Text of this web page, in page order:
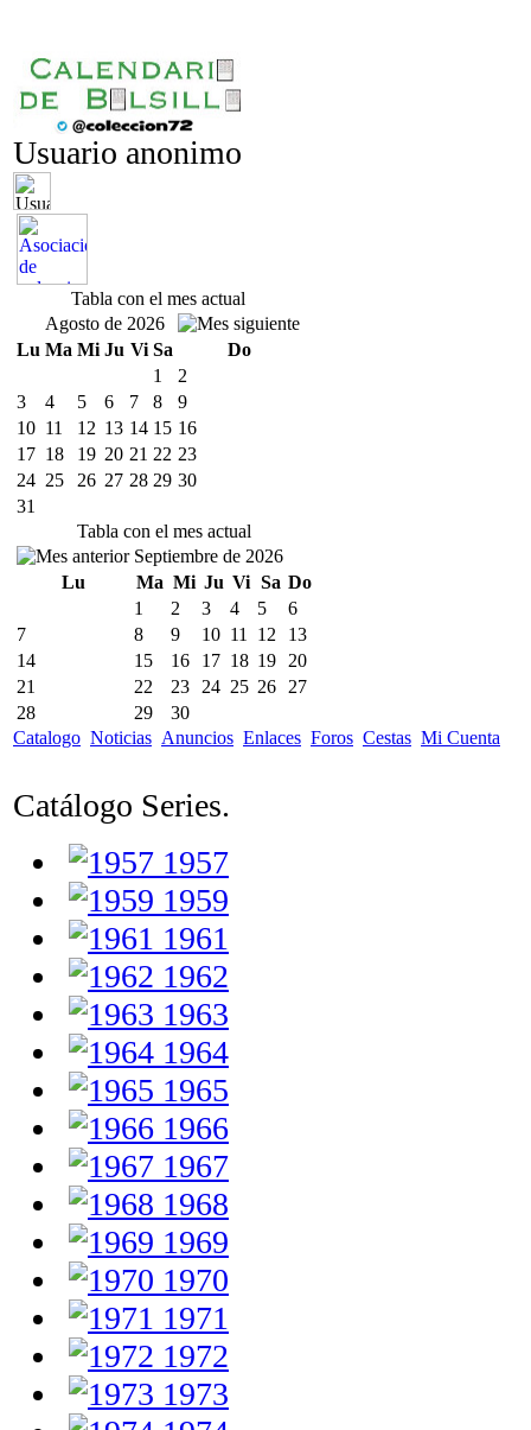
Usuario anonimo
Tabla con el mes actual
Agosto de 2026
Lu Ma Mi Ju Vi Sa
Do
1
2
3
4 5 6 7 8
9
10 11 12 13 14 15 16
17 18 19 20 21 22 23
24 25 26 27 28 29 30
31
Tabla con el mes actual
Septiembre de 2026
Lu
Ma Mi Ju Vi Sa Do
1
2 3 4 5
6
7
8 9 10 11 12
13
14
15 16 17 18 19
20
21
22 23 24 25 26
27
28
29
30
Catalogo Noticias Anuncios Enlaces Foros Cestas Mi Cuenta
Catálogo Series.
1957
1959
1961
1962
1963
1964
1965
1966
1967
1968
1969
1970
1971
1972
1973